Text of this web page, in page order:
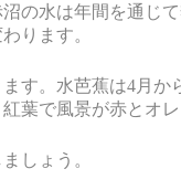
の水は年間を通
ります。
す。水芭蕉は4月
葉で風景が赤とオレ
しょう。